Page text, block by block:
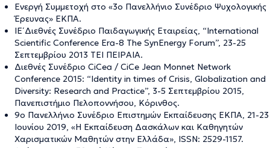
Ενεργή Συμμετοχή στο «3ο Πανελλήνιο Συνέδριο Ψυχολογικής
Έρευνας» ΕΚΠΑ.
ΙΕ΄ Διεθνές Συνέδριο Παιδαγωγικής Εταιρείας, “International
Scientific Conference Era-8 The SynEnergy Forum”, 23-25
Σεπτεμβρίου 2013 ΤΕΙ ΠΕΙΡΑΙΑ.
Διεθνές Συνέδριο CiCea / CiCe Jean Monnet Network
Conference 2015: “Identity in times of Crisis, Globalization and
Diversity: Research and Practice”, 3-5 Σεπτεμβρίου 2015,
Πανεπιστήμιο Πελοποννήσου, Κόρινθος.
9ο Πανελλήνιο Συνέδριο Επιστημών Εκπαίδευσης ΕΚΠΑ, 21-23
Ιουνίου 2019, «Η Εκπαίδευση Δασκάλων και Καθηγητών
Χαρισματικών Μαθητών στην Ελλάδα», ISSN: 2529-1157.